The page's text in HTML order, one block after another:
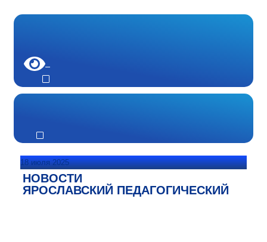
18 июля 2025
НОВОСТИ
ЯРОСЛАВСКИЙ ПЕДАГОГИЧЕСКИЙ